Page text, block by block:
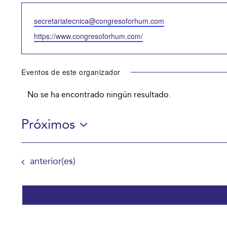
Email
secretariatecnica@congresoforhum.com
Website
https://www.congresoforhum.com/
Eventos de este organizador
Aviso
No se ha encontrado ningún resultado.
Próximos
Selecciona
fecha.
Eventos
anterior(es)